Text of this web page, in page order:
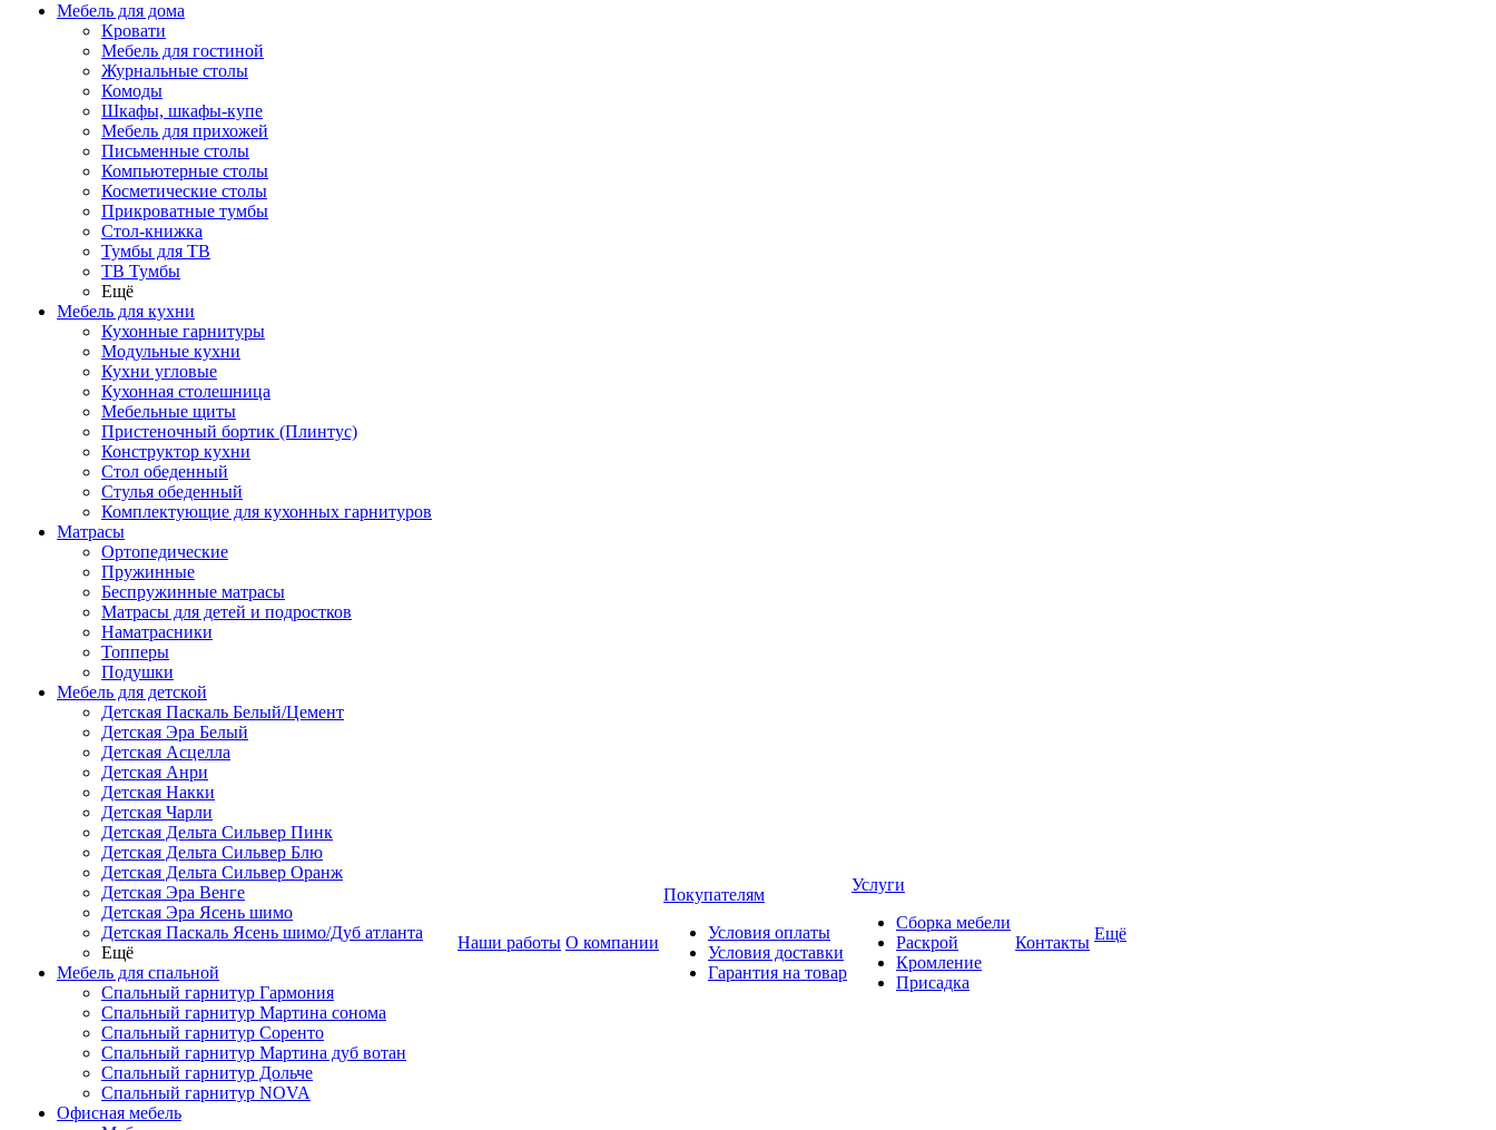
Мебель для дома
Кровати
Мебель для гостиной
Журнальные столы
Комоды
Шкафы, шкафы-купе
Мебель для прихожей
Письменные столы
Компьютерные столы
Косметические столы
Прикроватные тумбы
Стол-книжка
Тумбы для ТВ
ТВ Тумбы
Ещё
Мебель для кухни
Кухонные гарнитуры
Модульные кухни
Кухни угловые
Кухонная столешница
Мебельные щиты
Пристеночный бортик (Плинтус)
Конструктор кухни
Стол обеденный
Стулья обеденный
Комплектующие для кухонных гарнитуров
Матраcы
Ортопедические
Пружинные
Беспружинные матрасы
Матрасы для детей и подростков
Наматрасники
Топперы
Подушки
Мебель для детской
Детская Паскаль Белый/Цемент
Детская Эра Белый
Детская Асцелла
Детская Анри
Детская Накки
Детская Чарли
Детская Дельта Сильвер Пинк
Детская Дельта Сильвер Блю
Детская Дельта Сильвер Оранж
Детская Эра Венге
Детская Эра Ясень шимо
Детская Паскаль Ясень шимо/Дуб атланта
Ещё
Мебель для спальной
Спальный гарнитур Гармония
Спальный гарнитур Мартина сонома
Спальный гарнитур Соренто
Спальный гарнитур Мартина дуб вотан
Спальный гарнитур Дольче
Спальный гарнитур NOVA
Офисная мебель
Наши работы О компании
Покупателям
Условия оплаты
Условия доставки
Гарантия на товар
Услуги
Сборка мебели
Раскрой
Кромление
Присадка
Контакты Ещё